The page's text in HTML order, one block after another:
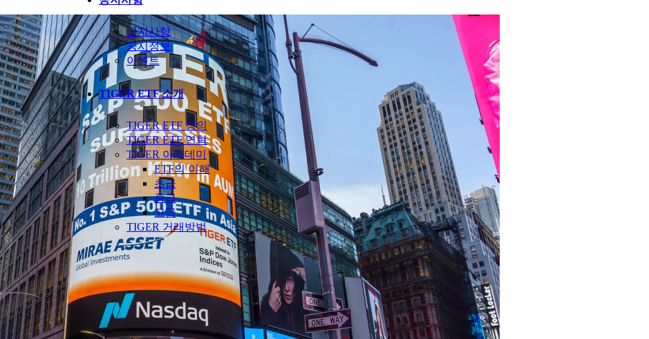
공지사항
공시정보
이벤트
TIGER ETF 소개
TIGER ETF 정의
TIGER ETF 연혁
TIGER 아카데미
ETF의 이해
초급
중급
고급
TIGER 거래방법